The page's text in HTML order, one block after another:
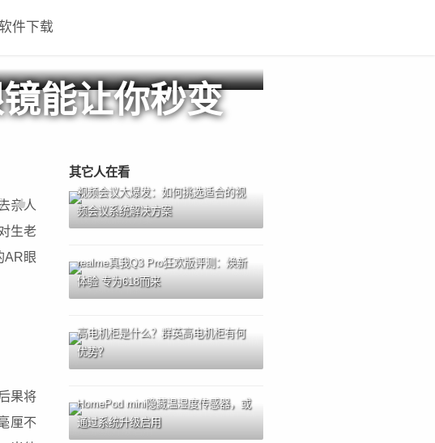
件下载
能让你秒变
亲人
生老
AR眼
果将
厘不
其它人在看
视频会议大爆发：如何挑选适合的视
频会议系统解决方案
realme真我Q3 Pro狂欢版评测：焕新
体验 专为618而来
高电机柜是什么？群英高电机柜有何
优势？
HomePod mini隐藏温湿度传感器，或
通过系统升级启用